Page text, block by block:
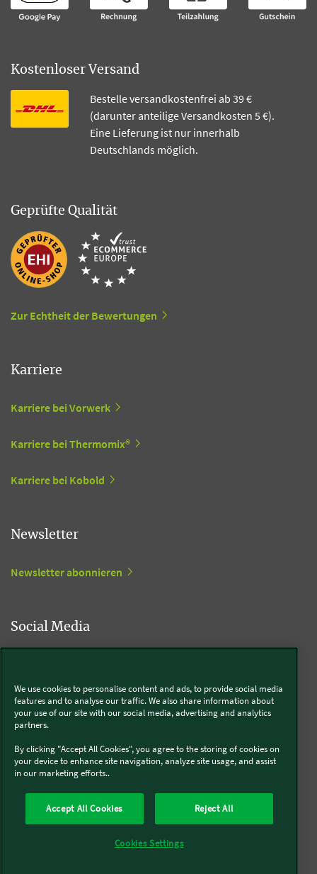
Kostenloser Versand
Bestelle versandkostenfrei ab 39 €
(darunter anteilige Versandkosten 5 €).
Eine Lieferung ist nur innerhalb
Deutschlands möglich.
Geprüfte Qualität
Zur Echtheit der Bewertungen
Karriere
Karriere bei Vorwerk
Karriere bei Thermomix®
Karriere bei Kobold
Newsletter
Newsletter abonnieren
Social Media
Thermomix®
Presse Batterie- und Altgeräteentsorgung
We use cookies to personalise content and ads, to provide social media
features and to analyse our traffic. We also share information about
your use of our site with our social media, advertising and analytics
partners.
By clicking "Accept All Cookies", you agree to the storing of cookies on
your device to enhance site navigation, analyze site usage, and assist
in our marketing efforts..
Accept All Cookies Reject All
Cookies Settings